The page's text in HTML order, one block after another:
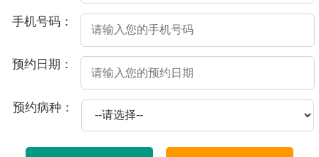
射精疼痛是指在性行为或撸管等活动中，当男性达到性奋并射精时出现的疼痛感。这种疼痛可能会在射精后立即或一段时间后出现，疼痛程度因个体差异而有所不同，有时可能会持续数秒或数分钟，甚至可能会持续数小时。射精疼痛可能是由多种不同因素引起的，以下是一些常见的原因： 2026-07-21
导致龟头炎的三大原因
包皮龟头炎爱你的因素 2025-10-21
必知为怎么会患上前列腺炎的病 2025-09-11
必知龟头炎征兆是什么,怎样医治效果好 2025-09-06
手机号码：
预约日期：
预约病种：